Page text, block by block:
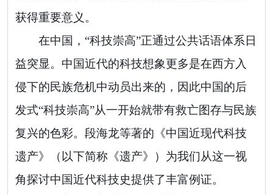
获得重要意义。
在中国，“科技崇高”正通过公共话语体系日
益突显。中国近代的科技想象更多是在西方入
侵下的民族危机中动员出来的，因此中国的后
发式“科技崇高”从一开始就带有救亡图存与民族
复兴的色彩。段海龙等著的《中国近现代科技
遗产》（以下简称《遗产》）为我们从这一视
角探讨中国近代科技史提供了丰富例证。